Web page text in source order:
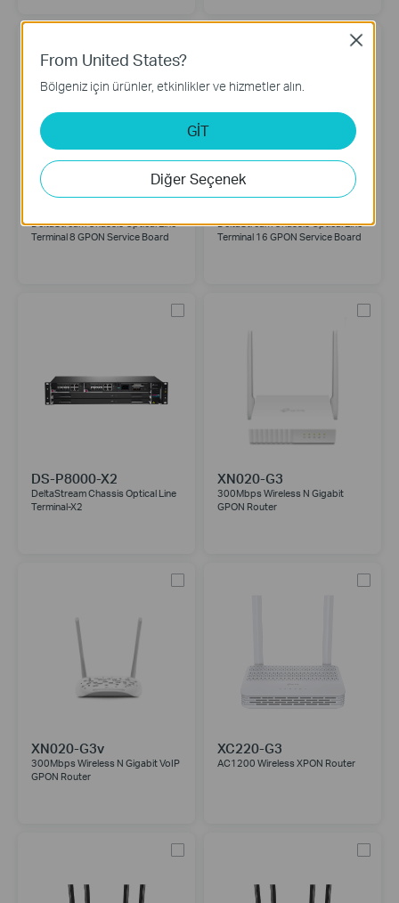
DeltaStream Chassis Optical Line
Terminal 8 GPON Service Board
DeltaStream Chassis Optical Line
Terminal 16 GPON Service Board
DS-P8000-X2
DeltaStream Chassis Optical Line
Terminal-X2
XN020-G3
300Mbps Wireless N Gigabit
GPON Router
XN020-G3v
300Mbps Wireless N Gigabit VoIP
GPON Router
XC220-G3
AC1200 Wireless XPON Router
From United States?
Bölgeniz için ürünler, etkinlikler ve hizmetler alın.
GİT
Diğer Seçenek
Close